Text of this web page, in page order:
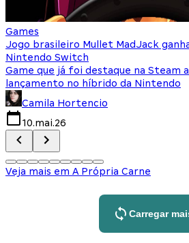
Games
Jogo brasileiro Mullet MadJack
Nintendo Switch
Game que já foi destaque na Steam
lançamento no híbrido da Nintendo
Camila Hortencio
10.mai.26
Veja mais em A Própria Carne
Carregar